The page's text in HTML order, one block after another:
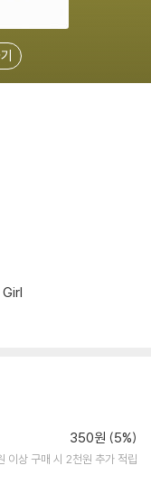
350원 (5%)
이상 구매 시 2천원 추가 적립